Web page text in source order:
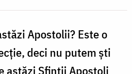
Apostolii? Este o
deci nu putem ști
astăzi Sfinții Apostoli